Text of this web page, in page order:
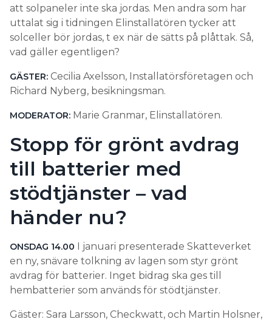
att solpaneler inte ska jordas. Men andra som har
uttalat sig i tidningen Elinstallatören tycker att
solceller bör jordas, t ex när de sätts på plåttak. Så,
vad gäller egentligen?
GÄSTER: Cecilia Axelsson, Installatörsföretagen och
Richard Nyberg, besikningsman.
MODERATOR: Marie Granmar, Elinstallatören.
Stopp för grönt avdrag
till batterier med
stödtjänster – vad
händer nu?
ONSDAG 14.00 I januari presenterade Skatteverket
en ny, snävare tolkning av lagen som styr grönt
avdrag för batterier. Inget bidrag ska ges till
hembatterier som används för stödtjänster.
Gäster: Sara Larsson, Checkwatt, och Martin Holsner,